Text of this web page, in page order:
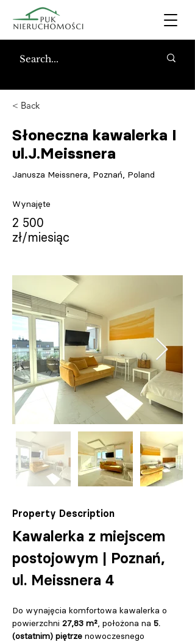
< Back
Słoneczna kawalerka I
ul.J.Meissnera
Janusza Meissnera, Poznań, Poland
Wynajęte
2 500
zł/miesiąc
Property Description
Kawalerka z miejscem
postojowym | Poznań,
ul. Meissnera 4
Do wynajęcia komfortowa kawalerka o
powierzchni 27,83 m², położona na 5.
(ostatnim) piętrze nowoczesnego